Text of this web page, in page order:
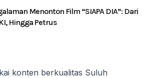
Menonton Film “SIAPA DIA”: Dari
Hingga Petrus
konten berkualitas Suluh